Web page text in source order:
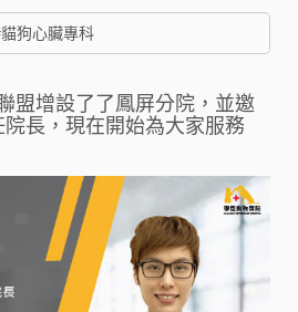
狗心臟專科
盟增設了了鳳屏分院，並邀
院長，現在開始為大家服務